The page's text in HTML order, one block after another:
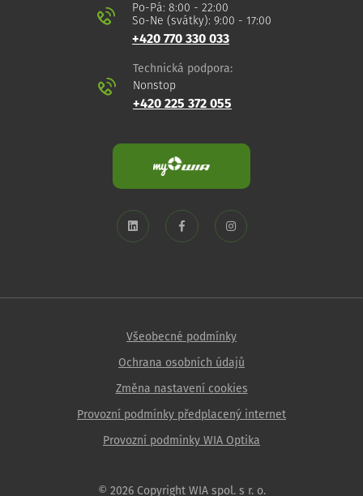
Po-Pá: 8:00 - 22:00
So-Ne (svátky): 9:00 - 17:00
+420 770 330 033
Technická podpora:
Nonstop
+420 225 372 055
Všeobecné podmínky
Ochrana osobních údajů
Změna nastavení cookies
Provozní podmínky předplacený internet
Provozní podmínky WIA Optika
© 2026 Copyright WIA spol. s r. o.